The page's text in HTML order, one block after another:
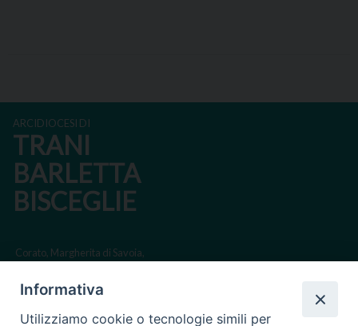
ARCIDIOCESI DI
TRANI
BARLETTA
BISCEGLIE
Corato, Margherita di Savoia,
Regione ecclesiastica Puglia
Informativa
Utilizziamo cookie o tecnologie simili per